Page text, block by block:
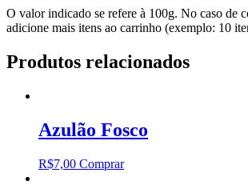
O valor indicado se refere à 100g. No caso de
adicione mais itens ao carrinho (exemplo: 10
Produtos relacionados
Azulão Fosco
R$7,00 Comprar